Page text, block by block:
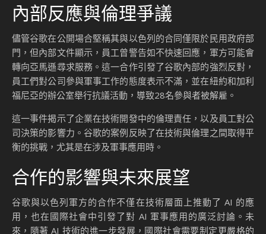
內部反應與倫理爭議
儘管谷歌在公開場合堅稱其與以色列的合同僅限於民用政府部
門，但內部文件顯示，員工曾警告如不快速回應，軍方可能會
轉向亞馬遜尋求服務。這一合作引發了谷歌內部的強烈反對，
員工們對公司參與軍事工作的態度表示不滿，並在紐約和加利
福尼亞的辦公室舉行抗議活動，導致28名參與者被解雇。
這一事件揭示了企業在技術開發中的倫理責任，以及員工對公
司決策的影響力。谷歌的案例反映了在技術與倫理之間取得平
衡的挑戰，尤其是在涉及軍事應用時。
合作的影響與未來展望
谷歌與以色列軍方的合作不僅在技術層面上推動了 AI 的應
用，也在國際社會中引發了對 AI 軍事應用的廣泛討論。未
來，隨著 AI 技術的進一步發展，國際社會需要制定更嚴格的